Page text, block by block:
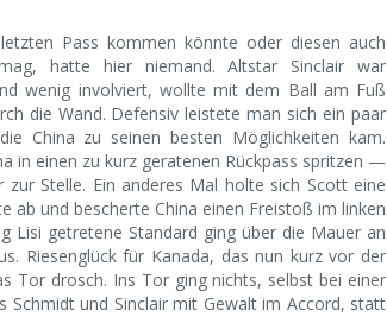
Pass kommen könnte oder diesen auch
hatte hier niemand. Altstar Sinclair war
wenig involviert, wollte mit dem Ball am Fuß
die Wand. Defensiv leistete man sich ein paar
China zu seinen besten Möglichkeiten kam.
in einen zu kurz geratenen Rückpass spritzen —
zur Stelle. Ein anderes Mal holte sich Scott eine
ab und bescherte China einen Freistoß im linken
Lisi getretene Standard ging über die Mauer an
Riesenglück für Kanada, das nun kurz vor der
Tor drosch. Ins Tor ging nichts, selbst bei einer
Schmidt und Sinclair mit Gewalt im Accord, statt